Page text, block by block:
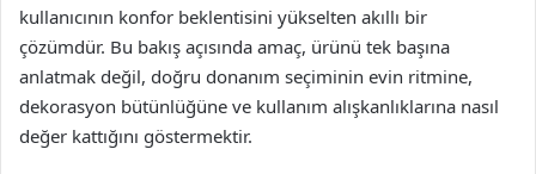
kullanıcının konfor beklentisini yükselten akıllı bir
çözümdür. Bu bakış açısında amaç, ürünü tek başına
anlatmak değil, doğru donanım seçiminin evin ritmine,
dekorasyon bütünlüğüne ve kullanım alışkanlıklarına nasıl
değer kattığını göstermektir.